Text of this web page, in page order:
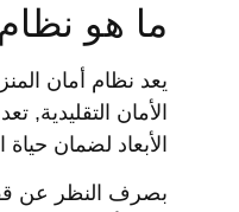
ما هو
يعد نظام أمان
الأمان التقليدية,
الأبعاد لضمان
بصرف النظر عن